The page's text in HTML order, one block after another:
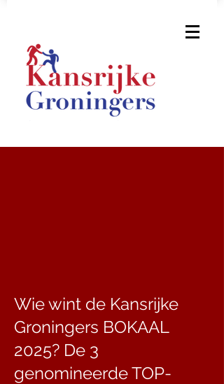
Wie wint de Kansrijke
Groningers BOKAAL
2025? De 3
genomineerde TOP-